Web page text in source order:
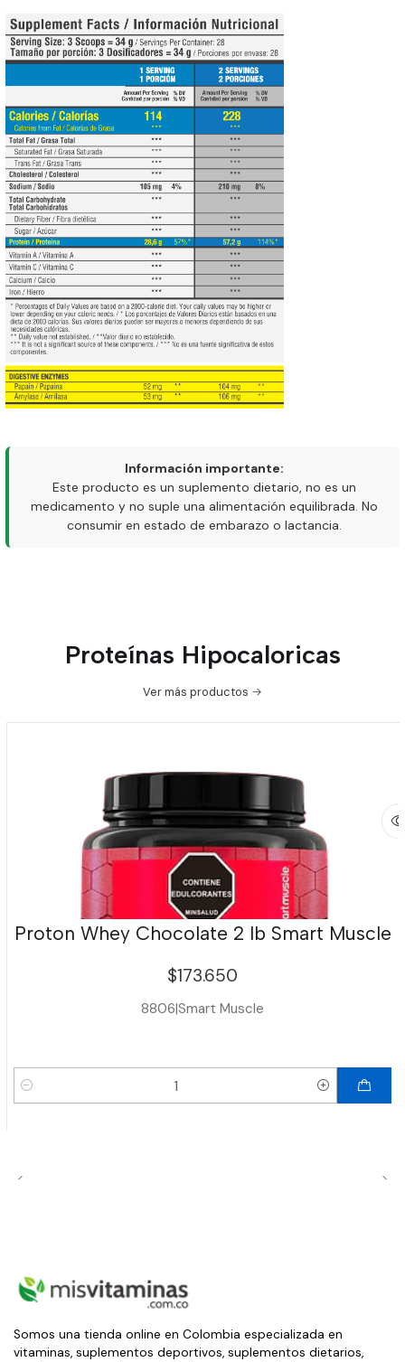
Información importante:
Este producto es un suplemento dietario, no es un
medicamento y no suple una alimentación equilibrada. No
consumir en estado de embarazo o lactancia.
Proteínas Hipocaloricas
Ver más productos
Proton Whey Chocolate 2 lb Smart Muscle
$173.650
8806|Smart Muscle
Cantidad
Somos una tienda online en Colombia especializada en
vitaminas, suplementos deportivos, suplementos dietarios,